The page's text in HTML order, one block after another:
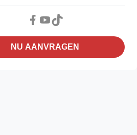
NU AANVRAGEN